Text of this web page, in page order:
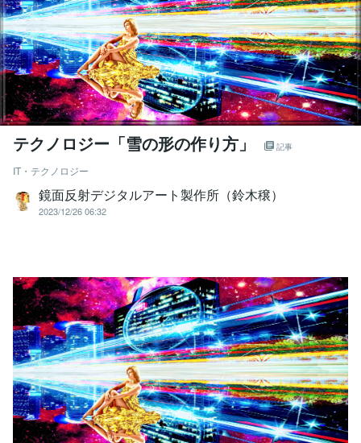
テクノロジー「雪の形の作り方」 記事
IT・テクノロジー
鏡面反射デジタルアート製作所（鈴木穣）
2023/12/26 06:32